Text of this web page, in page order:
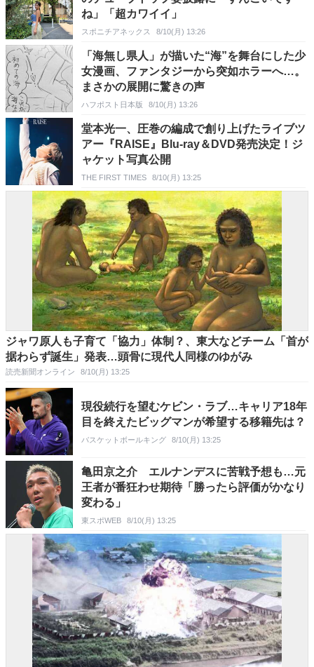
ね」「超カワイイ」
スポニチアネックス 8/10(月) 13:26
「海無し県人」が描いた“海”を舞台にした少
女漫画、ファンタジーから突如ホラーへ…。
まさかの展開に驚きの声
ハフポスト日本版 8/10(月) 13:26
堂本光一、圧巻の編成で創り上げたライブツ
アー『RAISE』Blu-ray＆DVD発売決定！ジ
ャケット写真公開
THE FIRST TIMES 8/10(月) 13:25
ジャワ原人も子育て「協力」体制？、東大などチーム「首が
据わらず誕生」発表…頭骨に現代人同様のゆがみ
読売新聞オンライン 8/10(月) 13:25
現役続行を望むケビン・ラブ…キャリア18年
目を終えたビッグマンが希望する移籍先は？
バスケットボールキング 8/10(月) 13:25
亀田京之介 エルナンデスに苦戦予想も…元
王者が番狂わせ期待「勝ったら評価がかなり
変わる」
東スポWEB 8/10(月) 13:25